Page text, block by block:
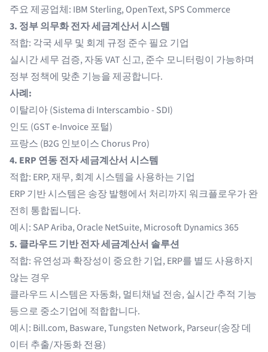
주요 제공업체: IBM Sterling, OpenText, SPS Commerce
3. 정부 의무화 전자 세금계산서 시스템
적합: 각국 세무 및 회계 규정 준수 필요 기업
실시간 세무 검증, 자동 VAT 신고, 준수 모니터링이 가능하며
정부 정책에 맞춘 기능을 제공합니다.
사례:
이탈리아 (Sistema di Interscambio - SDI)
인도 (GST e-Invoice 포털)
프랑스 (B2G 인보이스 Chorus Pro)
4. ERP 연동 전자 세금계산서 시스템
적합: ERP, 재무, 회계 시스템을 사용하는 기업
ERP 기반 시스템은 송장 발행에서 처리까지 워크플로우가 완
전히 통합됩니다.
예시: SAP Ariba, Oracle NetSuite, Microsoft Dynamics 365
5. 클라우드 기반 전자 세금계산서 솔루션
적합: 유연성과 확장성이 중요한 기업, ERP를 별도 사용하지
않는 경우
클라우드 시스템은 자동화, 멀티채널 전송, 실시간 추적 기능
등으로 중소기업에 적합합니다.
예시: Bill.com, Basware, Tungsten Network, Parseur(송장 데
이터 추출/자동화 전용)